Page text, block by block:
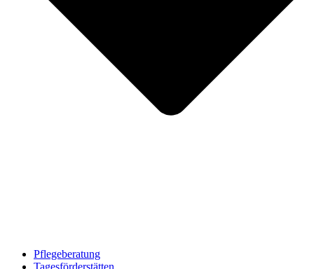
Pflegeberatung
Tagesförderstätten